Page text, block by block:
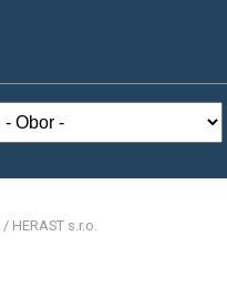
/ HERAST s.r.o.